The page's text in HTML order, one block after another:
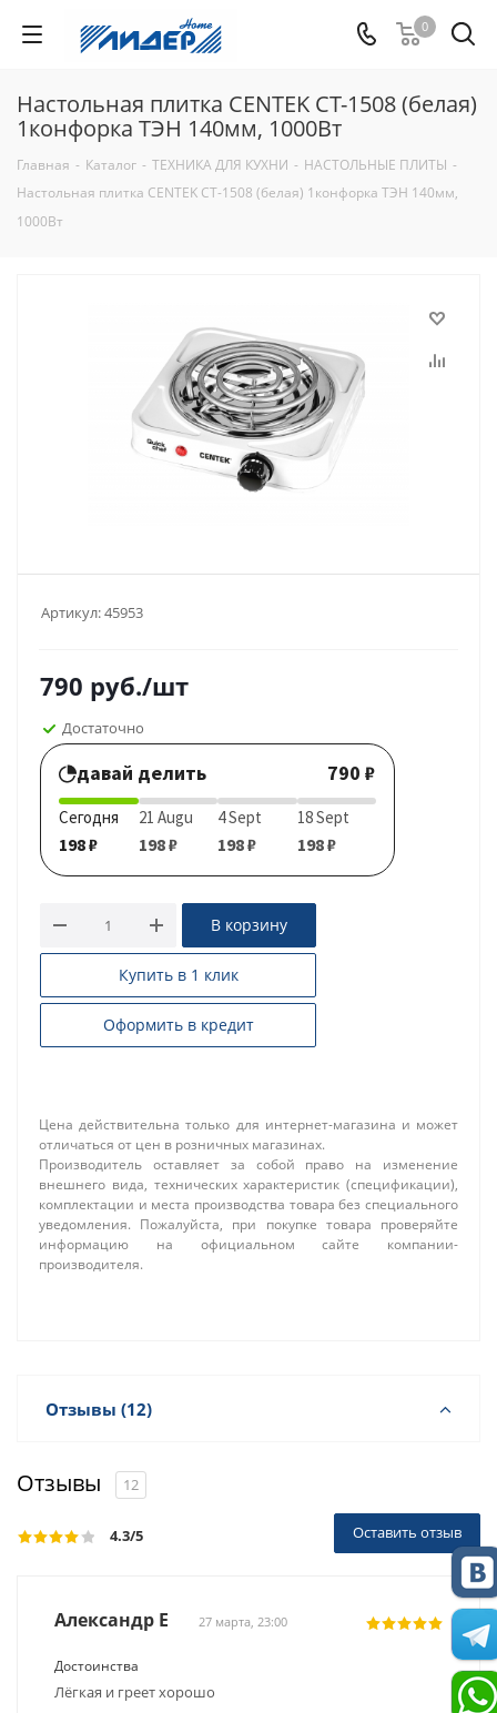
0
Настольная плитка CENTEK CT-1508 (белая)
1конфорка ТЭН 140мм, 1000Вт
Главная - Каталог - ТЕХНИКА ДЛЯ КУХНИ - НАСТОЛЬНЫЕ ПЛИТЫ -
Настольная плитка CENTEK CT-1508 (белая) 1конфорка ТЭН 140мм,
1000Вт
Артикул:45953
790 руб./шт
Достаточно
давай делить 790 ₽
Сегодня
198 ₽
21 Augu
198 ₽
4 Sept
198 ₽
18 Sept
198 ₽
В корзину
Купить в 1 клик
Оформить в кредит
Цена действительна только для интернет-магазина и может
отличаться от цен в розничных магазинах.
Производитель оставляет за собой право на изменение
внешнего вида, технических характеристик (спецификации),
комплектации и места производства товара без специального
уведомления. Пожалуйста, при покупке товара проверяйте
информацию на официальном сайте компании-
производителя.
Отзывы (12)
Отзывы 12
4.3/5 Оставить отзыв
Александр Е 27 марта, 23:00
Достоинства
Лёгкая и греет хорошо